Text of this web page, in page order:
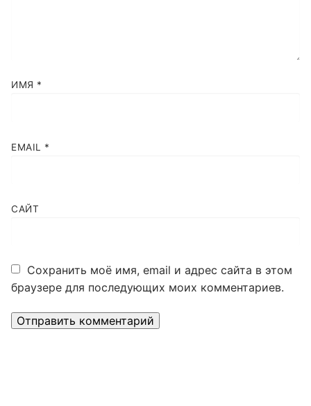
ИМЯ *
EMAIL *
САЙТ
Сохранить моё имя, email и адрес сайта в этом
браузере для последующих моих комментариев.